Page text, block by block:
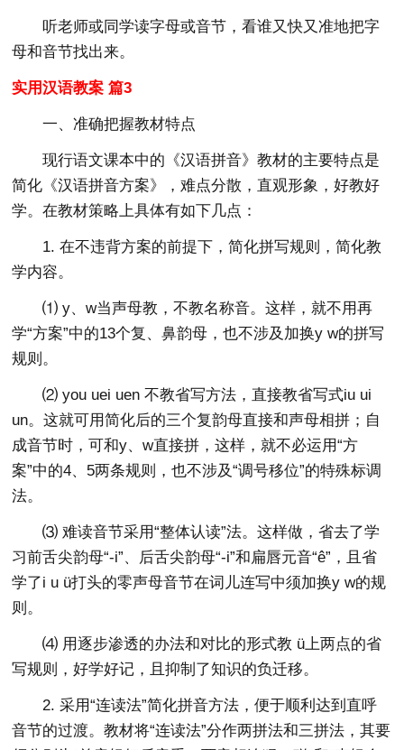
听老师或同学读字母或音节，看谁又快又准地把字
母和音节找出来。
实用汉语教案 篇3
一、准确把握教材特点
现行语文课本中的《汉语拼音》教材的主要特点是
简化《汉语拼音方案》，难点分散，直观形象，好教好
学。在教材策略上具体有如下几点：
1. 在不违背方案的前提下，简化拼写规则，简化教
学内容。
⑴ y、w当声母教，不教名称音。这样，就不用再
学“方案”中的13个复、鼻韵母，也不涉及加换y w的拼写
规则。
⑵ you uei uen 不教省写方法，直接教省写式iu ui
un。这就可用简化后的三个复韵母直接和声母相拼；自
成音节时，可和y、w直接拼，这样，就不必运用“方
案”中的4、5两条规则，也不涉及“调号移位”的特殊标调
法。
⑶ 难读音节采用“整体认读”法。这样做，省去了学
习前舌尖韵母“-i”、后舌尖韵母“-i”和扁唇元音“ê”，且省
学了i u ü打头的零声母音节在词儿连写中须加换y w的规
则。
⑷ 用逐步渗透的办法和对比的形式教 ü上两点的省
写规则，好学好记，且抑制了知识的负迁移。
2. 采用“连读法”简化拼音方法，便于顺利达到直呼
音节的过渡。教材将“连读法”分作两拼法和三拼法，其要